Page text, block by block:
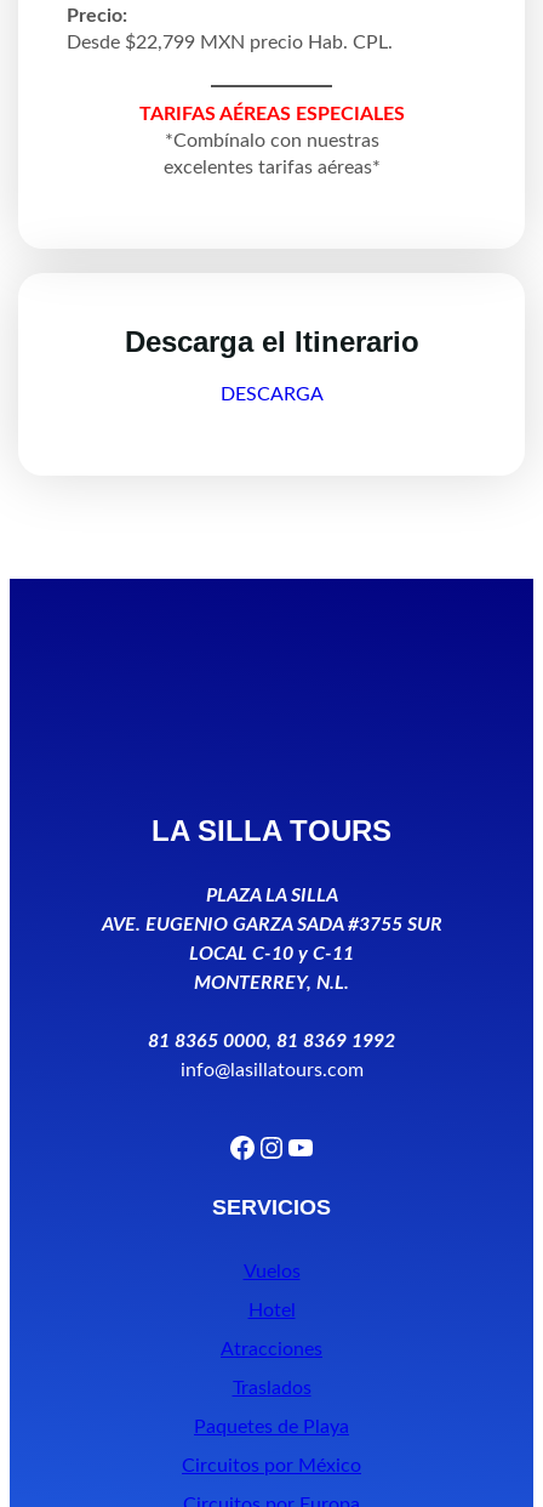
Precio:
Desde $22,799 MXN precio Hab. CPL.
TARIFAS AÉREAS ESPECIALES
*Combínalo con nuestras
excelentes tarifas aéreas*
Descarga el Itinerario
DESCARGA
LA SILLA TOURS
PLAZA LA SILLA
AVE. EUGENIO GARZA SADA #3755 SUR
LOCAL C-10 y C-11
MONTERREY, N.L.
81 8365 0000, 81 8369 1992
info@lasillatours.com
Facebook Instagram YouTube
SERVICIOS
Vuelos
Hotel
Atracciones
Traslados
Paquetes de Playa
Circuitos por México